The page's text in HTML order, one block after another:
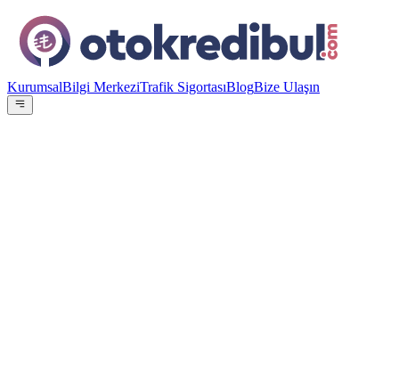
KurumsalBilgi MerkeziTrafik SigortasıBlogBize Ulaşın